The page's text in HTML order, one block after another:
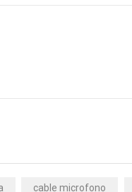
cable microfono